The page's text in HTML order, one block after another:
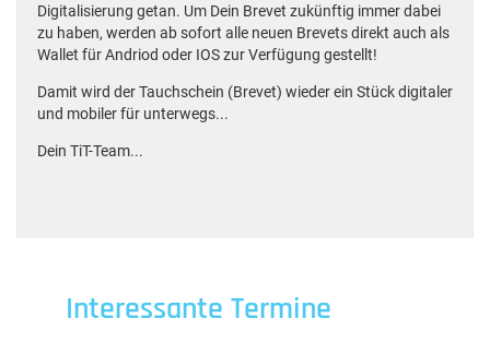
Digitalisierung getan. Um Dein Brevet zukünftig immer dabei
zu haben, werden ab sofort alle neuen Brevets direkt auch als
Wallet für Andriod oder IOS zur Verfügung gestellt!
Damit wird der Tauchschein (Brevet) wieder ein Stück digitaler
und mobiler für unterwegs...
Dein TiT-Team...
Interessante Termine